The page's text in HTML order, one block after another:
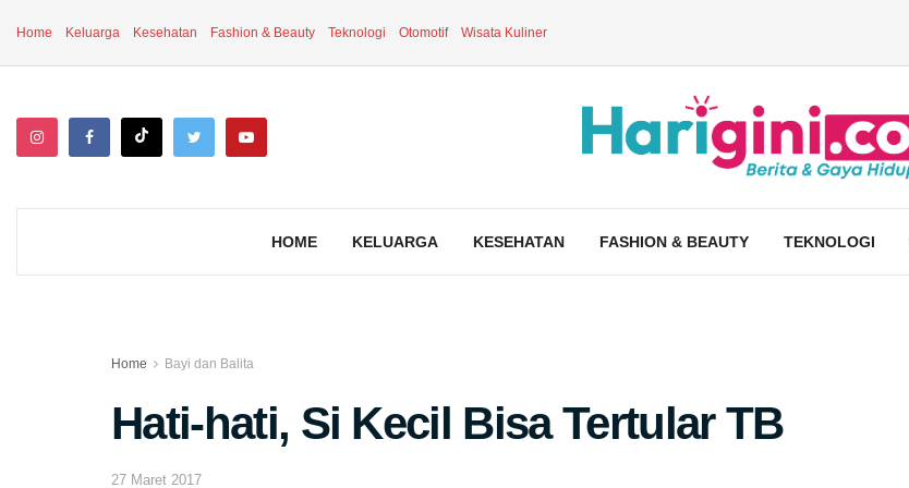
Home Keluarga Kesehatan Fashion & Beauty Teknologi Otomotif Wisata Kuliner
HOME KELUARGA KESEHATAN FASHION & BEAUTY TEKNOLOGI
Home Bayi dan Balita
Hati-hati, Si Kecil Bisa Tertular TB
27 Maret 2017